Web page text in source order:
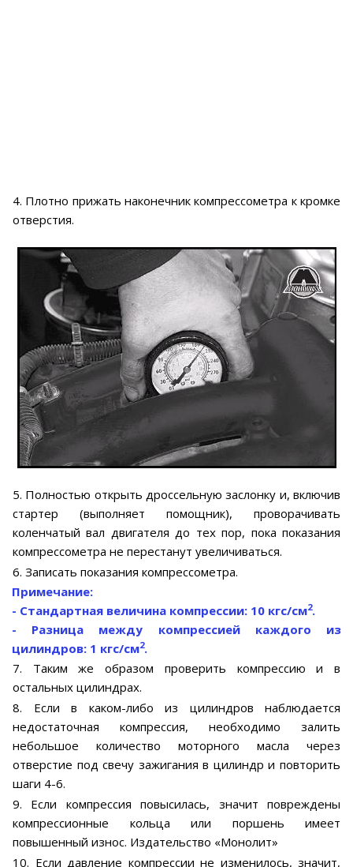
4. Плотно прижать наконечник компрессометра к кромке
отверстия.
5. Полностью открыть дроссельную заслонку и, включив
стартер (выполняет помощник), проворачивать
коленчатый вал двигателя до тех пор, пока показания
компрессометра не перестанут увеличиваться.
6. Записать показания компрессометра.
Примечание:
- Стандартная величина компрессии: 10 кгс/см2.
- Разница между компрессией каждого из
цилиндров: 1 кгс/см2.
7. Таким же образом проверить компрессию и в
остальных цилиндрах.
8. Если в каком-либо из цилиндров наблюдается
недостаточная компрессия, необходимо залить
небольшое количество моторного масла через
отверстие под свечу зажигания в цилиндр и повторить
шаги 4-6.
9. Если компрессия повысилась, значит повреждены
компрессионные кольца или поршень имеет
повышенный износ. Издательство «Монолит»
10. Если давление компрессии не изменилось, значит,